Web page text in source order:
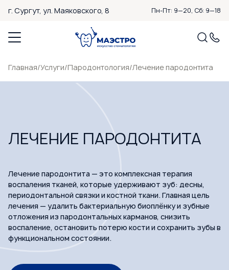
г. Сургут, ул. Маяковского, 8 Пн-Пт: 9—20, Сб: 9—18
Главная/Услуги/Пародонтология/Лечение пародонтита
ЛЕЧЕНИЕ ПАРОДОНТИТА
Лечение пародонтита — это комплексная терапия
воспаления тканей, которые удерживают зуб: десны,
периодонтальной связки и костной ткани. Главная цель
лечения — удалить бактериальную биоплёнку и зубные
отложения из пародонтальных карманов, снизить
воспаление, остановить потерю кости и сохранить зубы в
функциональном состоянии.